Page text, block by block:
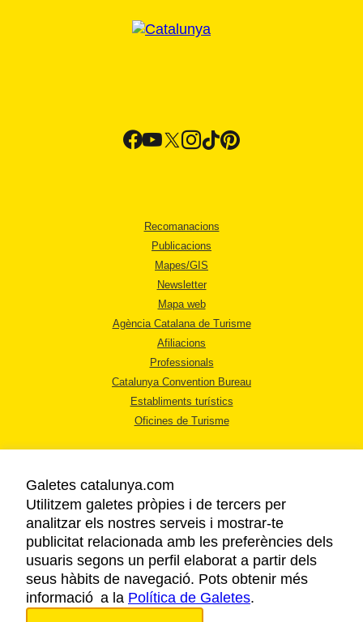
Recomanacions
Publicacions
Mapes/GIS
Newsletter
Mapa web
Agència Catalana de Turisme
Afiliacions
Professionals
Catalunya Convention Bureau
Establiments turístics
Oficines de Turisme
AVÍS LEGAL
POLÍTICA DE PRIVACITAT
COOKIES
ACCESSIBILITAT
Galetes catalunya.com
Utilitzem galetes pròpies i de tercers per
analitzar els nostres serveis i mostrar-te
publicitat relacionada amb les preferències dels
usuaris segons un perfil elaborat a partir dels
seus hàbits de navegació. Pots obtenir més
informació a la Política de Galetes.